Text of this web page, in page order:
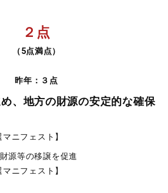
２点
（5点満点）
昨年：３点
、地方の財源の安定的な確保
ニフェスト】
源等の移譲を促進
ニフェスト】